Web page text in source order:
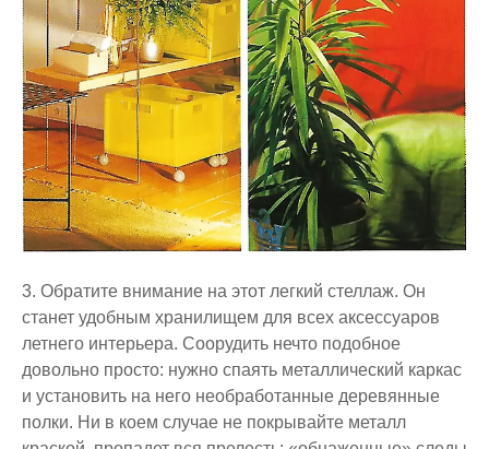
3. Обратите внимание на этот легкий стеллаж. Он
станет удобным хранилищем для всех аксессуаров
летнего интерьера. Соорудить нечто подобное
довольно просто: нужно спаять металлический каркас
и установить на него необработанные деревянные
полки. Ни в коем случае не покрывайте металл